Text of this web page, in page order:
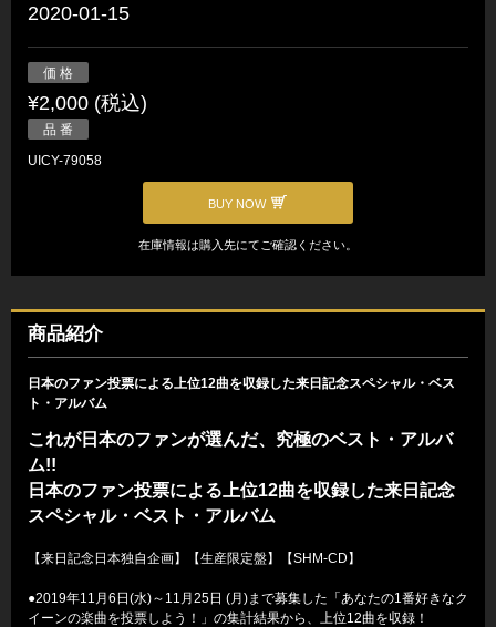
2020-01-15
価 格
¥2,000 (税込)
品 番
UICY-79058
BUY NOW
在庫情報は購入先にてご確認ください。
商品紹介
日本のファン投票による上位12曲を収録した来日記念スペシャル・ベス
ト・アルバム
これが日本のファンが選んだ、究極のベスト・アルバ
ム!!
日本のファン投票による上位12曲を収録した来日記念
スペシャル・ベスト・アルバム
【来日記念日本独自企画】【生産限定盤】【SHM-CD】
●2019年11月6日(水)～11月25日 (月)まで募集した「あなたの1番好きなク
イーンの楽曲を投票しよう！」の集計結果から、上位12曲を収録！